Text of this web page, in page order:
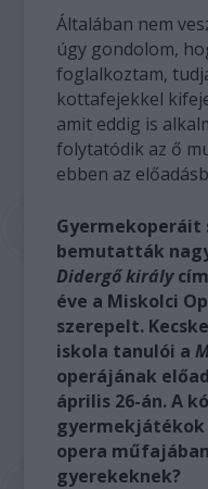
Általában nem
úgy gondolom,
foglalkoztam,
kottafejekkel
amit eddig is
folytatódik az ő
ebben az
Gyermekoperáit
bemutatták
Didergő király
éve a Miskolci
szerepelt.
iskola tanulói a
operájának
április 26-án. A
opera
gyerekeknek?